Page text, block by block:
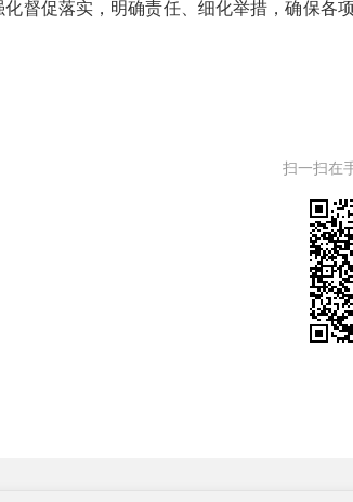
督促落实，明确责任、细化举措，确保
扫一扫在